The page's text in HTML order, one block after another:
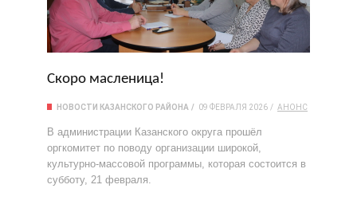
Скоро масленица!
НОВОСТИ КАЗАНСКОГО РАЙОНА 09 ФЕВРАЛЯ 2026 АНОНС
В администрации Казанского округа прошёл
оргкомитет по поводу организации широкой,
культурно-массовой программы, которая состоится в
субботу, 21 февраля.